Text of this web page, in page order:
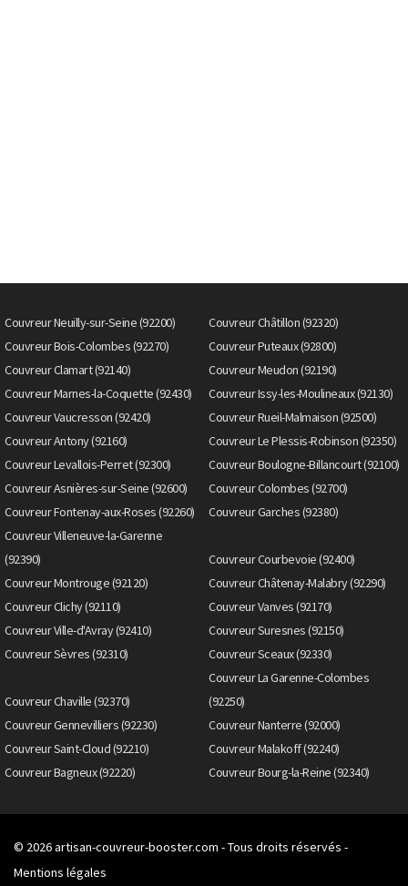
Couvreur Neuilly-sur-Seine (92200)
Couvreur Châtillon (92320)
Couvreur Bois-Colombes (92270)
Couvreur Puteaux (92800)
Couvreur Clamart (92140)
Couvreur Meudon (92190)
Couvreur Marnes-la-Coquette (92430)
Couvreur Issy-les-Moulineaux (92130)
Couvreur Vaucresson (92420)
Couvreur Rueil-Malmaison (92500)
Couvreur Antony (92160)
Couvreur Le Plessis-Robinson (92350)
Couvreur Levallois-Perret (92300)
Couvreur Boulogne-Billancourt (92100)
Couvreur Asnières-sur-Seine (92600)
Couvreur Colombes (92700)
Couvreur Fontenay-aux-Roses (92260)
Couvreur Garches (92380)
Couvreur Villeneuve-la-Garenne
(92390)
Couvreur Courbevoie (92400)
Couvreur Montrouge (92120)
Couvreur Châtenay-Malabry (92290)
Couvreur Clichy (92110)
Couvreur Vanves (92170)
Couvreur Ville-d'Avray (92410)
Couvreur Suresnes (92150)
Couvreur Sèvres (92310)
Couvreur Sceaux (92330)
Couvreur Chaville (92370)
Couvreur La Garenne-Colombes
(92250)
Couvreur Gennevilliers (92230)
Couvreur Nanterre (92000)
Couvreur Saint-Cloud (92210)
Couvreur Malakoff (92240)
Couvreur Bagneux (92220)
Couvreur Bourg-la-Reine (92340)
© 2026artisan-couvreur-booster.com - Tous droits réservés -
Mentions légales